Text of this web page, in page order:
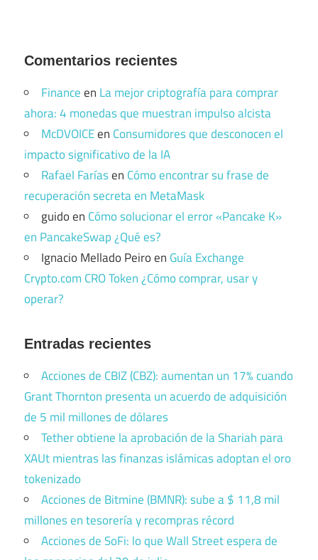
Comentarios recientes
Financeen La mejor criptografía para comprar
ahora: 4 monedas que muestran impulso alcista
McDVOICEen Consumidores que desconocen el
impacto significativo de la IA
Rafael Faríasen Cómo encontrar su frase de
recuperación secreta en MetaMask
guidoen Cómo solucionar el error «Pancake K»
en PancakeSwap ¿Qué es?
Ignacio Mellado Peiroen Guía Exchange
Crypto.com CRO Token ¿Cómo comprar, usar y
operar?
Entradas recientes
Acciones de CBIZ (CBZ): aumentan un 17% cuando
Grant Thornton presenta un acuerdo de adquisición
de 5 mil millones de dólares
Tether obtiene la aprobación de la Shariah para
XAUt mientras las finanzas islámicas adoptan el oro
tokenizado
Acciones de Bitmine (BMNR): sube a $ 11,8 mil
millones en tesorería y recompras récord
Acciones de SoFi: lo que Wall Street espera de